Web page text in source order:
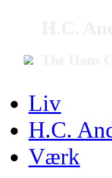
Liv
H.C.
Værk